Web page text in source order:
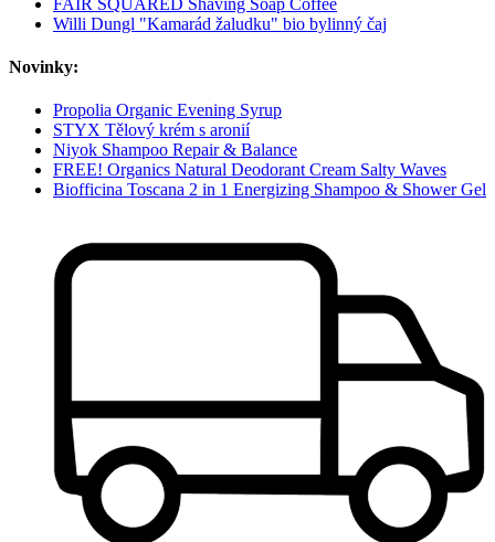
Willi Dungl "Kamarád žaludku" bio bylinný čaj
Novinky:
Propolia Organic Evening Syrup
STYX Tělový krém s aronií
Niyok Shampoo Repair & Balance
FREE! Organics Natural Deodorant Cream Salty Waves
Biofficina Toscana 2 in 1 Energizing Shampoo & Shower Gel